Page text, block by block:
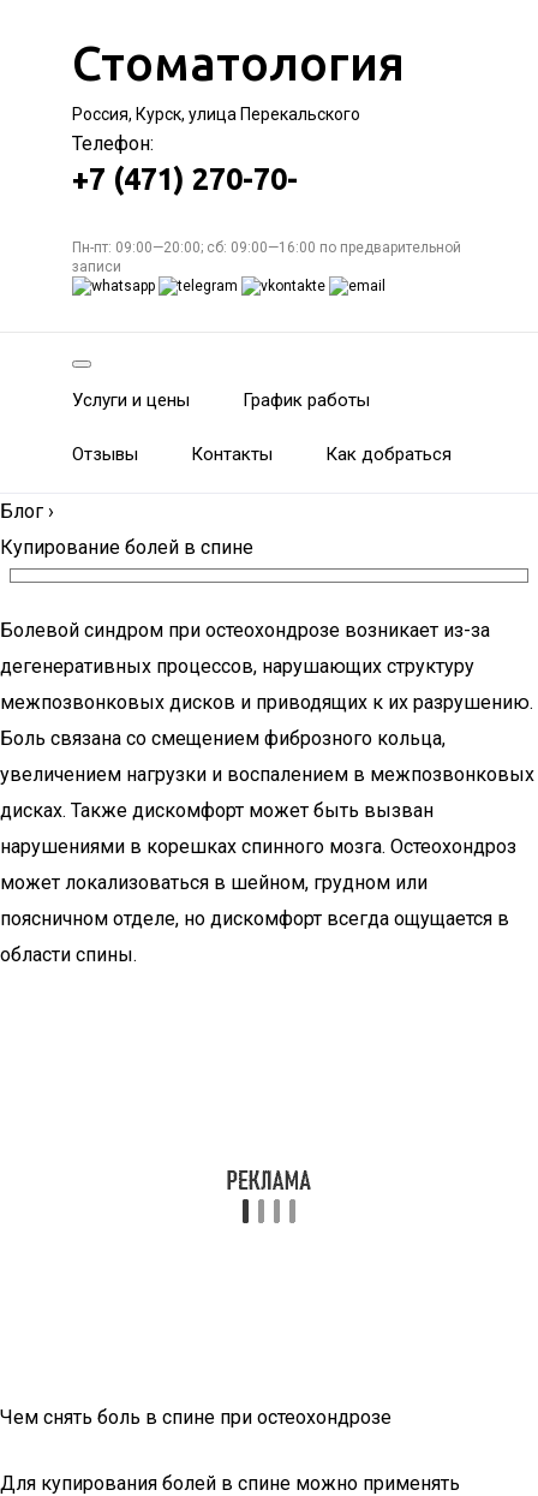
Стоматология
Россия, Курск, улица Перекальского
Телефон:
+7 (471) 270-70-
Пн-пт: 09:00—20:00; сб: 09:00—16:00 по предварительной
записи
Услуги и цены График работы
Отзывы Контакты Как добраться
Блог ›
Купирование болей в спине
Болевой синдром при остеохондрозе возникает из-за
дегенеративных процессов, нарушающих структуру
межпозвонковых дисков и приводящих к их разрушению.
Боль связана со смещением фиброзного кольца,
увеличением нагрузки и воспалением в межпозвонковых
дисках. Также дискомфорт может быть вызван
нарушениями в корешках спинного мозга. Остеохондроз
может локализоваться в шейном, грудном или
поясничном отделе, но дискомфорт всегда ощущается в
области спины.
Чем снять боль в спине при остеохондрозе
Для купирования болей в спине можно применять